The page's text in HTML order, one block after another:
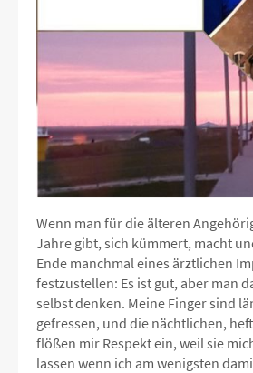
Wenn man für die älteren
Jahre gibt, sich kümmert, macht
Ende manchmal eines ärztlichen
festzustellen: Es ist gut, aber man
selbst denken. Meine Finger sind
gefressen, und die nächtlichen,
flößen mir Respekt ein, weil sie
lassen wenn ich am wenigsten